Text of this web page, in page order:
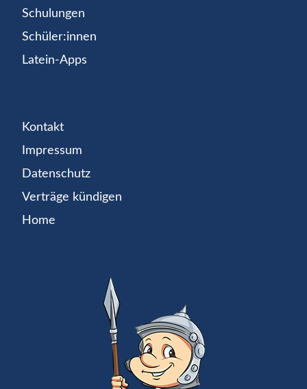
Schulungen
Schüler:innen
Latein-Apps
Kontakt
Impressum
Datenschutz
Verträge kündigen
Home